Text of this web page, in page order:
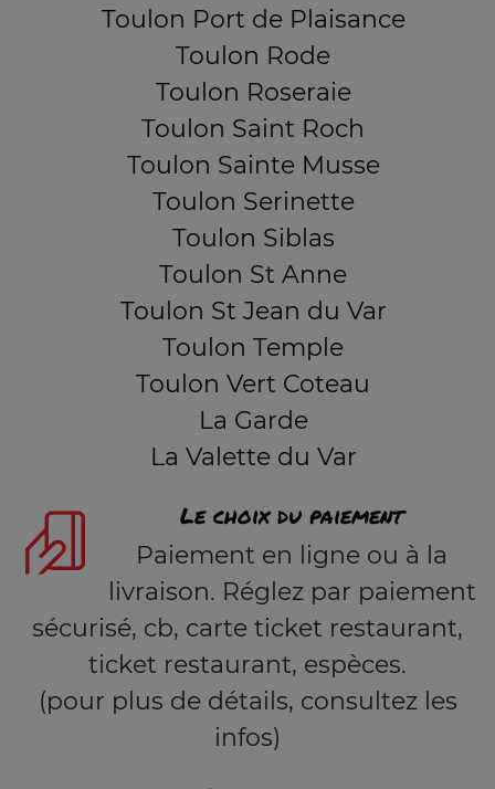
Toulon Port de Plaisance
Toulon Rode
Toulon Roseraie
Toulon Saint Roch
Toulon Sainte Musse
Toulon Serinette
Toulon Siblas
Toulon St Anne
Toulon St Jean du Var
Toulon Temple
Toulon Vert Coteau
La Garde
La Valette du Var
Le choix du paiement
Paiement en ligne ou à la
livraison. Réglez par paiement
sécurisé, cb, carte ticket restaurant,
ticket restaurant, espèces.
(pour plus de détails, consultez les
infos)